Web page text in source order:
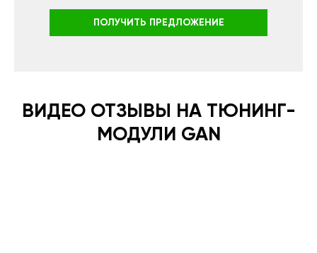
ПОЛУЧИТЬ ПРЕДЛОЖЕНИЕ
ВИДЕО ОТЗЫВЫ НА ТЮНИНГ-
МОДУЛИ GAN